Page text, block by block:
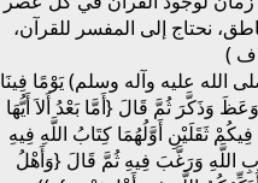
نحتاج إلى المفسر للقرآن،
)
عليه وآله وسلم) يَوْمًا فِينَا
وَذَكَّرَ ثُمَّ قَالَ {أَمَّا بَعْدُ أَلاَ أَيُّهَا
ثَقَلَيْنِ أَوَّلُهُمَا كِتَابُ اللَّهِ فِيهِ
اللَّهِ وَرَغَّبَ فِيهِ ثُمَّ قَالَ {وَأَهْلُ